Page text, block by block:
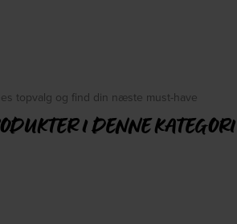
topvalg og find din næste must-have
I DENNE KATEGORI